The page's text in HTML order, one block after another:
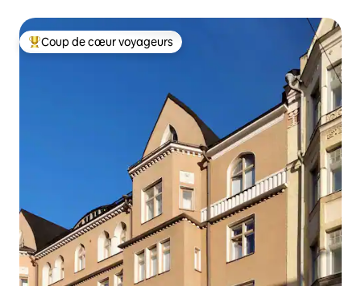
Coups de cœur voyageurs les plus appréciés
Coup de cœur voyageurs